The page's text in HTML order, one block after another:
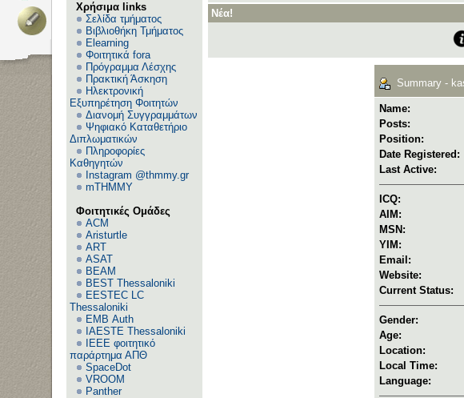
Χρήσιμα links
Σελίδα τμήματος
Βιβλιοθήκη Τμήματος
Elearning
Φοιτητικά fora
Πρόγραμμα Λέσχης
Πρακτική Άσκηση
Ηλεκτρονική
Εξυπηρέτηση Φοιτητών
Διανομή Συγγραμμάτων
Ψηφιακό Καταθετήριο
Διπλωματικών
Πληροφορίες
Καθηγητών
Instagram @thmmy.gr
mTHMMY
Φοιτητικές Ομάδες
ACM
Aristurtle
ART
ASAT
BEAM
BEST Thessaloniki
EESTEC LC
Thessaloniki
EΜΒ Auth
IAESTE Thessaloniki
IEEE φοιτητικό
παράρτημα ΑΠΘ
SpaceDot
VROOM
Panther
Νέα!
Summary -
Name:
Posts:
Position:
Date Registered:
Last Active:
ICQ:
AIM:
MSN:
YIM:
Email:
Website:
Current Status:
Gender:
Age:
Location:
Local Time:
Language: